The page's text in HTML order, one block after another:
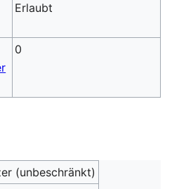
Erlaubt
0
(unbeschränkt)